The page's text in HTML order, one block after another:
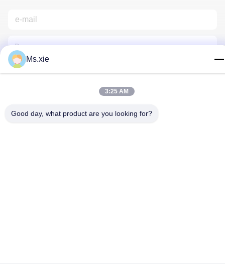
Ms.xie
3:25 AM
Good day, what product are you looking for?